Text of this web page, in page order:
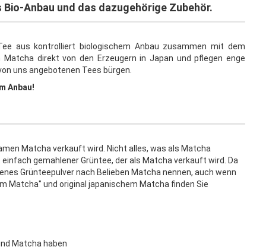
vergessen?
Anbau und das dazugehörige Zubehör.
aus kontrolliert biologischem Anbau zusammen mit dem
direkt von den Erzeugern in Japan und pflegen enge
uns angebotenen Tees bürgen.
Anbau!
Matcha verkauft wird. Nicht alles, was als Matcha
gemahlener Grüntee, der als Matcha verkauft wird. Da
Grünteepulver nach Belieben Matcha nennen, auch wenn
Matcha" und original japanischem Matcha finden Sie
Matcha haben